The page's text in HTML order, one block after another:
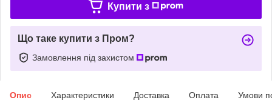
Купити з
Що таке купити з Пром?
Замовлення під захистом
Опис Характеристики Доставка Оплата Умови